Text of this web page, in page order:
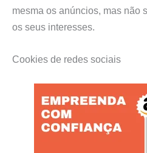
mesma os anúncios, mas não
os seus interesses.
Cookies de redes sociais